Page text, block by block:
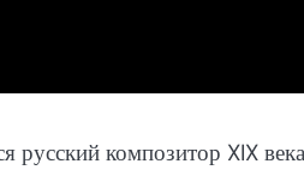
композитор XIX